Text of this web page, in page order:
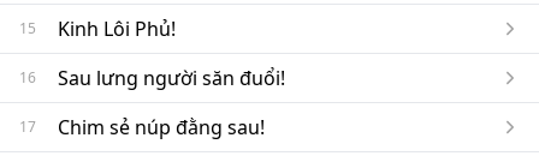
15 Kinh Lôi Phủ!
16 Sau lưng người săn đuổi!
17 Chim sẻ núp đằng sau!